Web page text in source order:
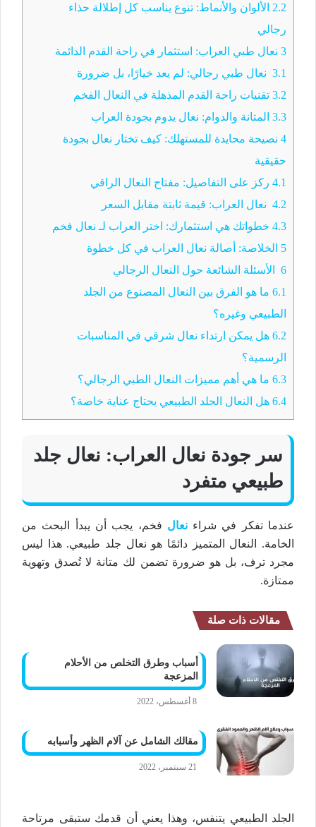
2.2 الألوان والأنماط: تنوع يناسب كل إطلالة حذاء
رجالي
3 نعال طبي العراب: استثمار في راحة القدم الدائمة
3.1 نعال طبي رجالي: لم يعد خيارًا، بل ضرورة
3.2 تقنيات راحة القدم المذهلة في النعال الفخم
3.3 المتانة والدوام: نعال يدوم بجودة العراب
4 نصيحة محايدة للمستهلك: كيف تختار نعال بجودة
حقيقية
4.1 ركز على التفاصيل: مفتاح النعال الراقي
4.2 نعال العراب: قيمة ثابتة مقابل السعر
4.3 خطواتك هي استثمارك: اختر العراب لـ نعال فخم
5 الخلاصة: أصالة نعال العراب في كل خطوة
6 الأسئلة الشائعة حول النعال الرجالي
6.1 ما هو الفرق بين النعال المصنوع من الجلد
الطبيعي وغيره؟
6.2 هل يمكن ارتداء نعال شرقي في المناسبات
الرسمية؟
6.3 ما هي أهم مميزات النعال الطبي الرجالي؟
6.4 هل النعال الجلد الطبيعي يحتاج عناية خاصة؟
سر جودة نعال العراب: نعال جلد
طبيعي متفرد
عندما تفكر في شراءنعال فخم، يجب أن يبدأ البحث من
الخامة.
النعال المتميز دائمًا هو نعال جلد طبيعي. هذا ليس
مجرد ترف، بل هو ضرورة تضمن لك متانة لا تُصدق وتهوية
ممتازة.
مقالات ذات صلة
أسباب وطرق التخلص من الأحلام
المزعجة
8 أغسطس، 2022
مقالك الشامل عن آلام الظهر وأسبابه
21 سبتمبر، 2022
الجلد الطبيعي يتنفس، وهذا يعني أن قدمك ستبقى مرتاحة